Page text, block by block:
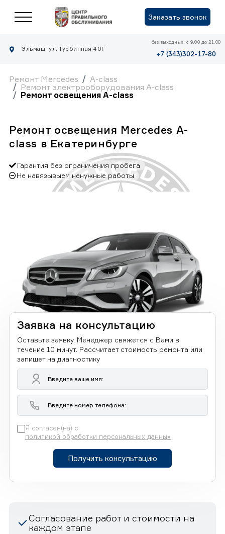
Заказать звонок
Эльмаш: ул. Турбинная 40Г
без выходных: с 9.00 до 21.00
+7 (343)302-17-80
Ремонт Mercedes
A-class
Ремонт электрооборудования A-class
Ремонт освещения A-class
Ремонт освещения Mercedes A-
class в Екатеринбурге
Гарантия без ограничения пробега
Не навязывыем ненужные работы
Заявка на консультацию
Оставьте заявку. Менеджер свяжется с Вами в
течение 10 минут. Рассчитает стоимость ремонта или
запишет на диагностику
Я согласен(на) с
политикой обработки персональных данных
Получить консультацию
Согласование работ и стоимости на
каждом этапе